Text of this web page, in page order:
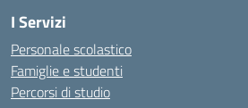
I Servizi
Personale scolastico
Famiglie e studenti
Percorsi di studio